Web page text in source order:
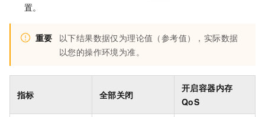
置。
重要
以下结果数据仅为理论值（参考值），实际数据
以您的操作环境为准。
指标 全部关闭
开启容器内存
QoS